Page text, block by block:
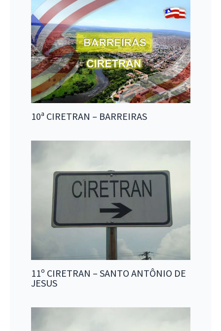
10ª CIRETRAN – BARREIRAS
11º CIRETRAN – SANTO ANTÔNIO DE
JESUS